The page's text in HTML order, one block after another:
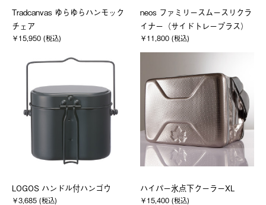
Tradcanvas ゆらゆらハンモック
チェア
￥15,950 (税込)
neos ファミリースムースリクラ
イナー（サイドトレープラス）
￥11,800 (税込)
LOGOS ハンドル付ハンゴウ
￥3,685 (税込)
ハイパー氷点下クーラーXL
￥15,400 (税込)